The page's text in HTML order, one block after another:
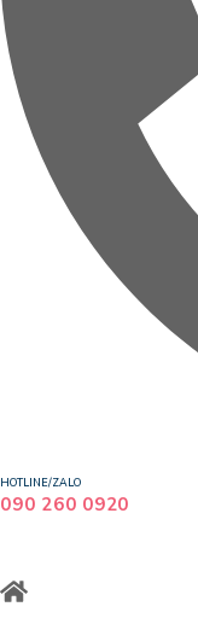
HOTLINE/ZALO
090 260 0920